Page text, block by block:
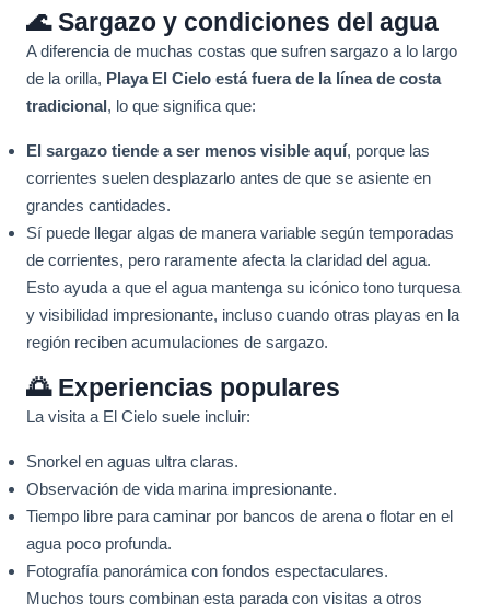
🌊 Sargazo y condiciones del agua
A diferencia de muchas costas que sufren sargazo a lo largo
de la orilla, Playa El Cielo está fuera de la línea de costa
tradicional, lo que significa que:
El sargazo tiende a ser menos visible aquí, porque las
corrientes suelen desplazarlo antes de que se asiente en
grandes cantidades.
Sí puede llegar algas de manera variable según temporadas
de corrientes, pero raramente afecta la claridad del agua.
Esto ayuda a que el agua mantenga su icónico tono turquesa
y visibilidad impresionante, incluso cuando otras playas en la
región reciben acumulaciones de sargazo.
🌅 Experiencias populares
La visita a El Cielo suele incluir:
Snorkel en aguas ultra claras.
Observación de vida marina impresionante.
Tiempo libre para caminar por bancos de arena o flotar en el
agua poco profunda.
Fotografía panorámica con fondos espectaculares.
Muchos tours combinan esta parada con visitas a otros